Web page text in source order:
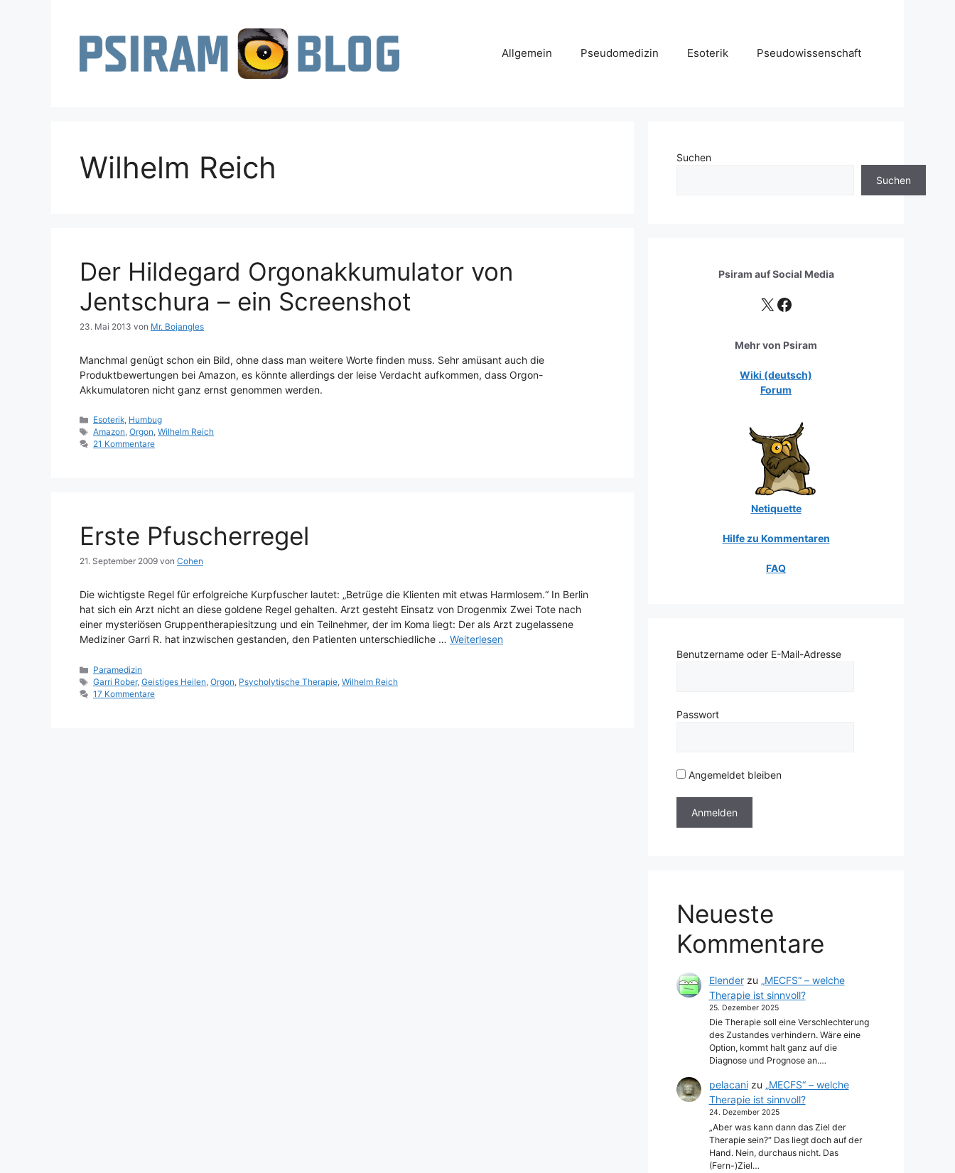
Allgemein Pseudomedizin Esoterik Pseudowissenschaft
Wilhelm Reich
Der Hildegard Orgonakkumulator von
Jentschura – ein Screenshot
23. Mai 2013 von Mr. Bojangles
Manchmal genügt schon ein Bild, ohne dass man weitere Worte finden muss. Sehr amüsant auch die
Produktbewertungen bei Amazon, es könnte allerdings der leise Verdacht aufkommen, dass Orgon-
Akkumulatoren nicht ganz ernst genommen werden.
Kategorien
Esoterik, Humbug
Schlagwörter
Amazon,Orgon,Wilhelm Reich
21 Kommentare
Erste Pfuscherregel
21. September 2009 von Cohen
Die wichtigste Regel für erfolgreiche Kurpfuscher lautet: „Betrüge die Klienten mit etwas Harmlosem.“ In Berlin
hat sich ein Arzt nicht an diese goldene Regel gehalten. Arzt gesteht Einsatz von Drogenmix Zwei Tote nach
einer mysteriösen Gruppentherapiesitzung und ein Teilnehmer, der im Koma liegt: Der als Arzt zugelassene
Mediziner Garri R. hat inzwischen gestanden, den Patienten unterschiedliche … Weiterlesen
Kategorien
Paramedizin
Schlagwörter
Garri Rober,Geistiges Heilen,Orgon, Psycholytische Therapie,Wilhelm Reich
17 Kommentare
Suchen
Suchen
Psiram aufSocial Media
X Facebook
Mehr von Psiram
Wiki (deutsch)
Forum
Netiquette
Hilfe zu Kommentaren
FAQ
Benutzername oder E-Mail-Adresse
Passwort
Angemeldet bleiben
Neueste
Kommentare
Elenderzu „MECFS“ – welche
Therapie ist sinnvoll?
25. Dezember 2025
Die Therapie soll eine Verschlechterung
des Zustandes verhindern. Wäre eine
Option, kommt halt ganz auf die
Diagnose und Prognose an.…
pelacanizu „MECFS“ – welche
Therapie ist sinnvoll?
24. Dezember 2025
„Aber was kann dann das Ziel der
Therapie sein?“ Das liegt doch auf der
Hand. Nein, durchaus nicht. Das
(Fern-)Ziel…